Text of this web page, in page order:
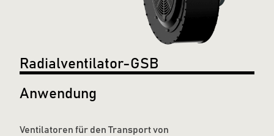
Radialventilator-GSB
Anwendung
Ventilatoren für den Transport von